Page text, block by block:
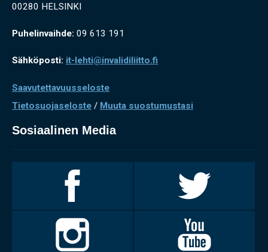
00280 HELSINKI
Puhelinvaihde: 09 613 191
Sähköposti: it-lehti@invalidiliitto.fi
Saavutettavuusseloste
Tietosuojaseloste / Muuta suostumustasi
Sosiaalinen Media
Facebookissa
Twitterissä
Invalidiliitto
Instagramissa
Youtubessa